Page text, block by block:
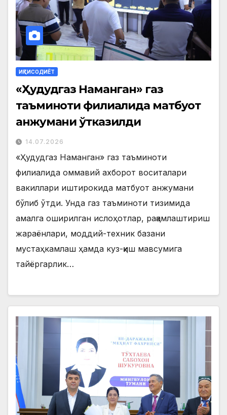
ИҚТИСОДИЁТ
«Ҳудудгаз Наманган» газ
таъминоти филиалида матбуот
анжумани ўтказилди
14.07.2026
«Ҳудудгаз Наманган» газ таъминоти
филиалида оммавий ахборот воситалари
вакиллари иштирокида матбуот анжумани
бўлиб ўтди. Унда газ таъминоти тизимида
амалга оширилган ислоҳотлар, рақамлаштириш
жараёнлари, моддий-техник базани
мустаҳкамлаш ҳамда куз-қиш мавсумига
тайёргарлик…